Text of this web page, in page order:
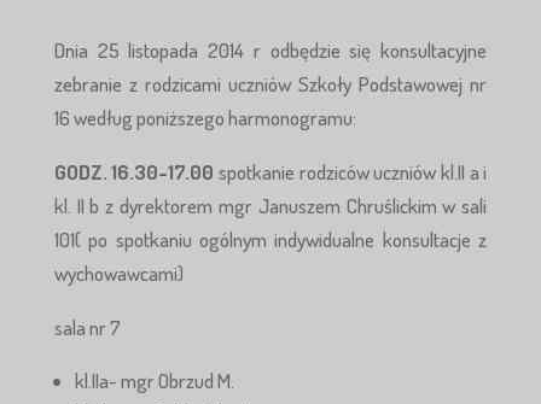
Dnia 25 listopada 2014 r odbędzie się konsultacyjne
zebranie z rodzicami uczniów Szkoły Podstawowej nr
16 według poniższego harmonogramu:
GODZ. 16.30-17.00 spotkanie rodziców uczniów kl.II a i
kl. II b z dyrektorem mgr Januszem Chruślickim w sali
101( po spotkaniu ogólnym indywidualne konsultacje z
wychowawcami)
sala nr 7
kl.IIa- mgr Obrzud M.